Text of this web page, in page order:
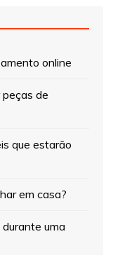
online
de
que estarão
em casa?
uma